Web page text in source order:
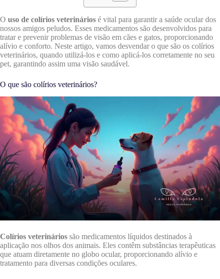
O uso de colírios veterinários é vital para garantir a saúde ocular dos
nossos amigos peludos. Esses medicamentos são desenvolvidos para
tratar e prevenir problemas de visão em cães e gatos, proporcionando
alívio e conforto. Neste artigo, vamos desvendar o que são os colírios
veterinários, quando utilizá-los e como aplicá-los corretamente no seu
pet, garantindo assim uma visão saudável.
O que são colírios veterinários?
Colírios veterinários são medicamentos líquidos destinados à
aplicação nos olhos dos animais. Eles contêm substâncias terapêuticas
que atuam diretamente no globo ocular, proporcionando alívio e
tratamento para diversas condições oculares.